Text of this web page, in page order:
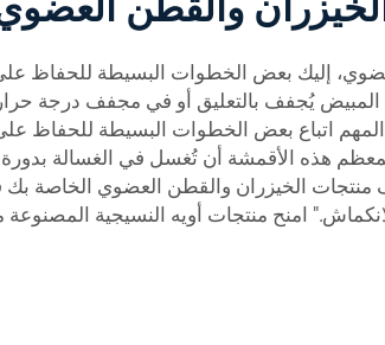
إليك بعض الخطوات البسيطة للحفاظ
المبيض يُجفف بالتعليق أو في مجفف درجة
اتباع بعض الخطوات البسيطة للحفاظ
هذه الأقمشة أن تُغسل في الغسالة
منتجات الخيزران والقطن العضوي الخاصة
امنح منتجات أويه النسيجية